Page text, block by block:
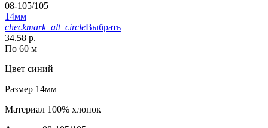
08-105/105
14мм
checkmark_alt_circleВыбрать
34.58 р.
По 60 м
Цвет синий
Размер 14мм
Материал 100% хлопок